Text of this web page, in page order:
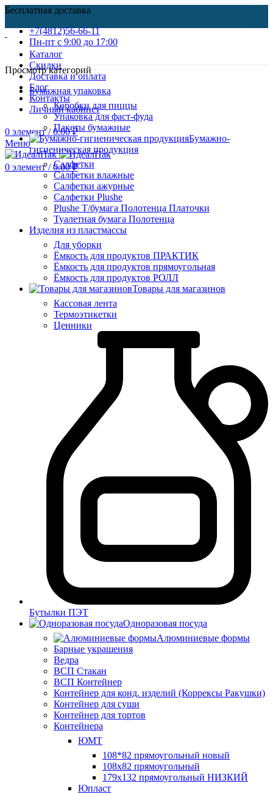
Бесплатная доставка
+7(4812)56-66-11
Пн-пт c 9:00 до 17:00
Каталог
Скидки
Доставка и оплата
Блог
Контакты
Личный кабинет
0 элемент / 0.00₽
Меню
0 элемент / 0.00₽
Просмотр категорий
Бумажная упаковка
Коробки для пиццы
Упаковка для фаст-фуда
Пакеты бумажные
Бумажно-
гигиеническая продукция
Салфетки
Салфетки влажные
Салфетки ажурные
Салфетки Plushe
Plushe Т/бумага Полотенца Платочки
Туалетная бумага Полотенца
Изделия из пластмассы
Для уборки
Ёмкость для продуктов ПРАКТИК
Ёмкость для продуктов прямоугольная
Ёмкость для продуктов РОЛЛ
Товары для магазинов
Кассовая лента
Термоэтикетки
Ценники
Бутылки ПЭТ
Одноразовая посуда
Алюминиевые формы
Барные украшения
Ведра
ВСП Стакан
ВСП Контейнер
Контейнер для конд. изделий (Коррексы Ракушки)
Контейнер для суши
Контейнер для тортов
Контейнера
ЮМТ
108*82 прямоугольный новый
108х82 прямоугольный
179х132 прямоугольный НИЗКИЙ
Юпласт